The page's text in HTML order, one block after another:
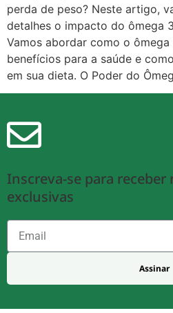
perda de peso? Neste artigo,
detalhes o impacto do ômega
Vamos abordar como o ômega
benefícios para a saúde e
em sua dieta. O Poder do
Inscreva-se para
exclusivas
Assinar